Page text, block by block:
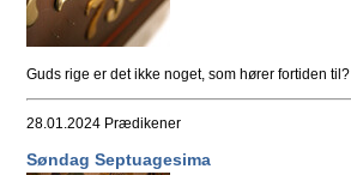
Guds rige er det ikke noget, som hører fortiden til?
28.01.2024 Prædikener
Søndag Septuagesima